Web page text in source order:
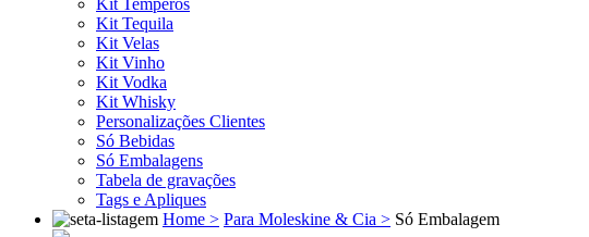
Kit Temperos
Kit Tequila
Kit Velas
Kit Vinho
Kit Vodka
Kit Whisky
Personalizações Clientes
Só Bebidas
Só Embalagens
Tabela de gravações
Tags e Apliques
Home > Para Moleskine & Cia > Só Embalagem